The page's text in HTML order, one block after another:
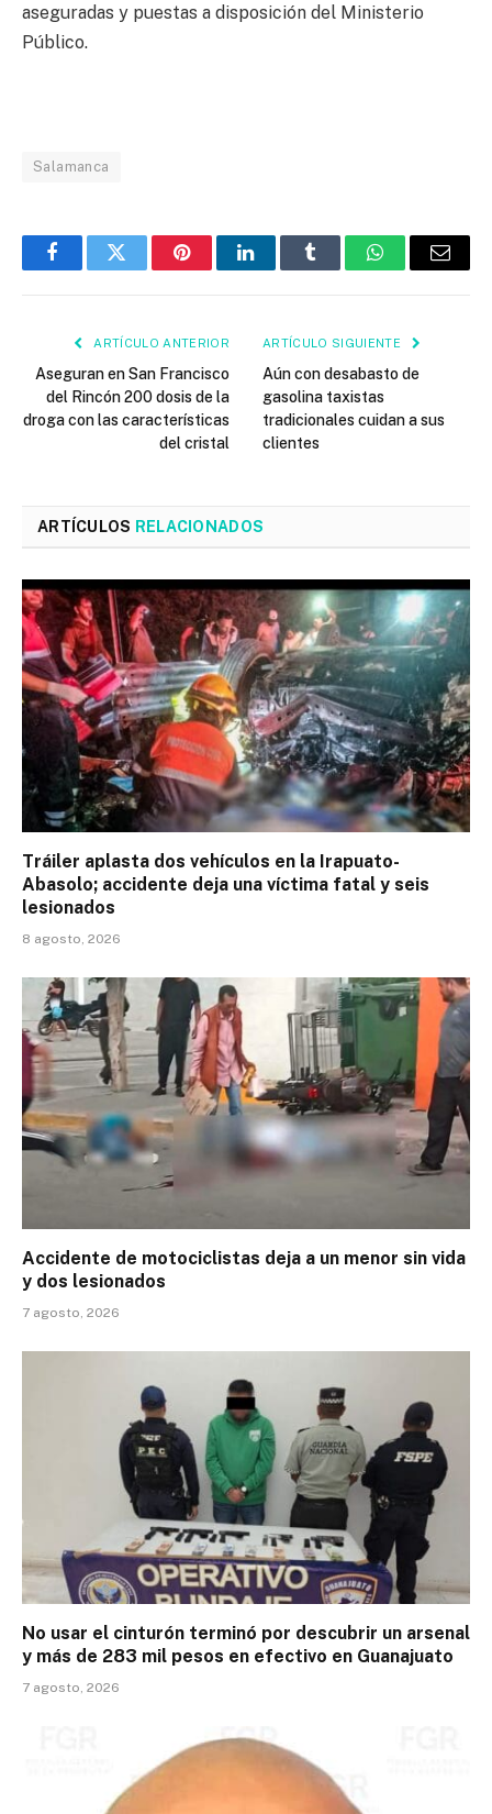
aseguradas y puestas a disposición del Ministerio
Público.
Salamanca
FacebookTwitter PinterestLinkedInTumblr WhatsAppEmail
ARTÍCULO ANTERIOR
Aseguran en San Francisco
del Rincón 200 dosis de la
droga con las características
del cristal
ARTÍCULO SIGUIENTE
Aún con desabasto de
gasolina taxistas
tradicionales cuidan a sus
clientes
ARTÍCULOS RELACIONADOS
Tráiler aplasta dos vehículos en la Irapuato-
Abasolo; accidente deja una víctima fatal y seis
lesionados
8 agosto, 2026
Accidente de motociclistas deja a un menor sin vida
y dos lesionados
7 agosto, 2026
No usar el cinturón terminó por descubrir un arsenal
y más de 283 mil pesos en efectivo en Guanajuato
7 agosto, 2026